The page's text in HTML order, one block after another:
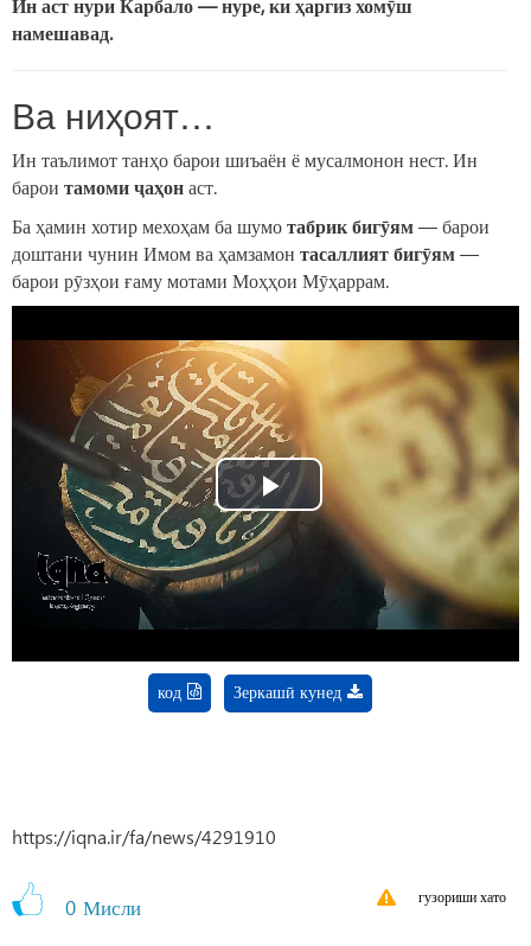
Ин аст нури Карбало — нуре, ки ҳаргиз хомӯш
намешавад.
Ва ниҳоят…
Ин таълимот танҳо барои шиъаён ё мусалмонон нест. Ин
барои тамоми ҷаҳонаст.
Ба ҳамин хотир мехоҳам ба шумотабрик бигӯям— барои
доштани чунин Имом ва ҳамзамон тасаллият бигӯям—
барои рӯзҳои ғаму мотами Моҳҳои Мӯҳаррам.
Play
Video
код Зеркашӣ кунед
https://iqna.ir/fa/news/4291910
0 Мисли гузориши хато